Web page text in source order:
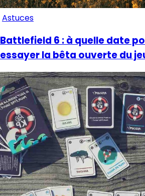
Astuces
Battlefield 6 : à quelle date
essayer la bêta ouverte du